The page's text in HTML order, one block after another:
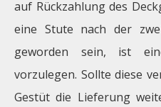
auf Rückzahlung des
eine Stute nach der
geworden sein, ist
vorzulegen. Sollte diese
Gestüt die Lieferung